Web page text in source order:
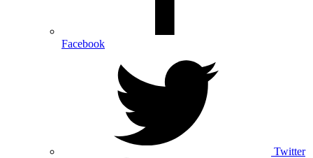
Facebook
Twitter